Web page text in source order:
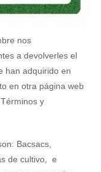
nos
a devolverles el
han adquirido en
en otra página web
y
Bacsacs,
de cultivo, e